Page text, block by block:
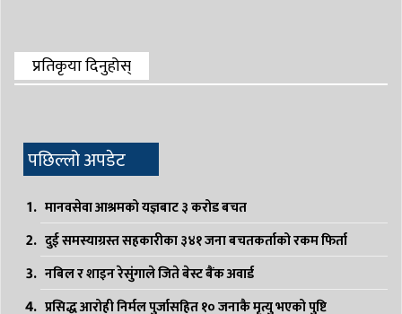
प्रतिकृया दिनुहोस्
पछिल्लो अपडेट
मानवसेवा आश्रमको यज्ञबाट ३ करोड बचत
दुई समस्याग्रस्त सहकारीका ३४१ जना बचतकर्ताको रकम फिर्ता
नबिल र शाइन रेसुंगाले जिते बेस्ट बैंक अवार्ड
प्रसिद्ध आरोही निर्मल पुर्जासहित १० जनाकै मृत्यु भएको पुष्टि